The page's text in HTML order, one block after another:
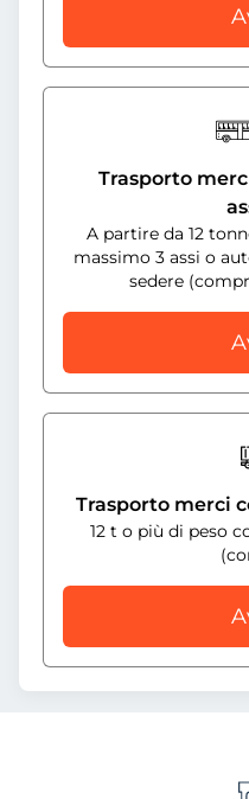
Trasporto
A partire da 12
massimo 3 assi o
sedere
Trasporto merci
12 t o più di peso